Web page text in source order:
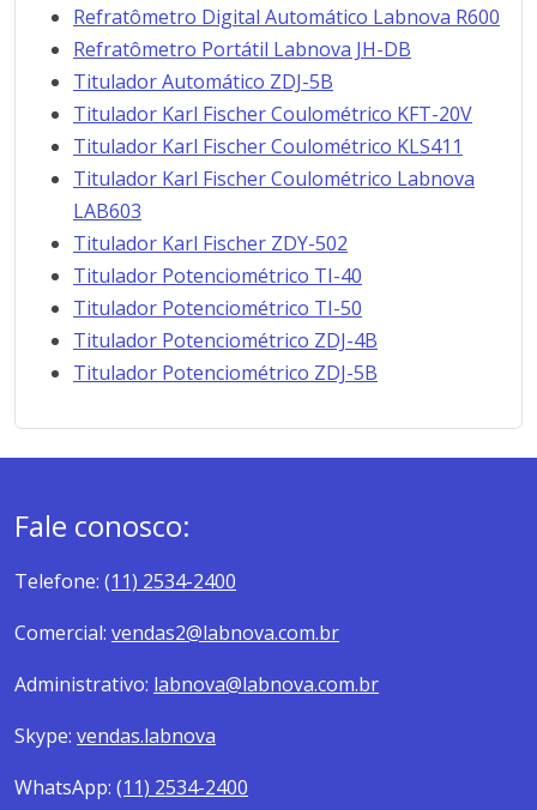
Refratômetro Digital Automático Labnova R600
Refratômetro Portátil Labnova JH-DB
Titulador Automático ZDJ-5B
Titulador Karl Fischer Coulométrico KFT-20V
Titulador Karl Fischer Coulométrico KLS411
Titulador Karl Fischer Coulométrico Labnova
LAB603
Titulador Karl Fischer ZDY-502
Titulador Potenciométrico TI-40
Titulador Potenciométrico TI-50
Titulador Potenciométrico ZDJ-4B
Titulador Potenciométrico ZDJ-5B
Fale conosco:
Telefone: (11) 2534-2400
Comercial: vendas2@labnova.com.br
Administrativo: labnova@labnova.com.br
Skype: vendas.labnova
WhatsApp: (11) 2534-2400